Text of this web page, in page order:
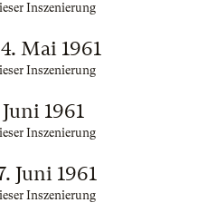
Inszenierung
Mai 1961
Inszenierung
1961
Inszenierung
Juni 1961
Inszenierung